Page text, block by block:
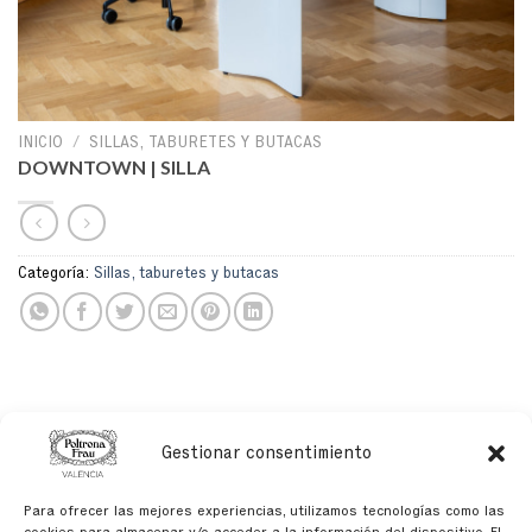
Gestionar consentimiento
Para ofrecer las mejores experiencias, utilizamos tecnologías como las
INICIO / SILLAS, TABURETES Y BUTACAS
DOWNTOWN | SILLA
Categoría: Sillas, taburetes y butacas
PRODUCTOS RELACIONADOS